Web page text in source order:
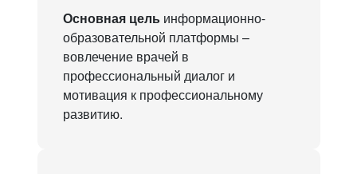
региональных школ»
Основная цельинформационно-
образовательной платформы –
вовлечение врачей в
профессиональный диалог и
мотивация к профессиональному
развитию.